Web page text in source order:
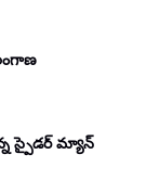
స్పైడర్ మ్యాన్